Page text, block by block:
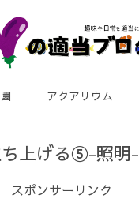
アクアリウム
ち上げる⑤-照明-
スポンサーリンク